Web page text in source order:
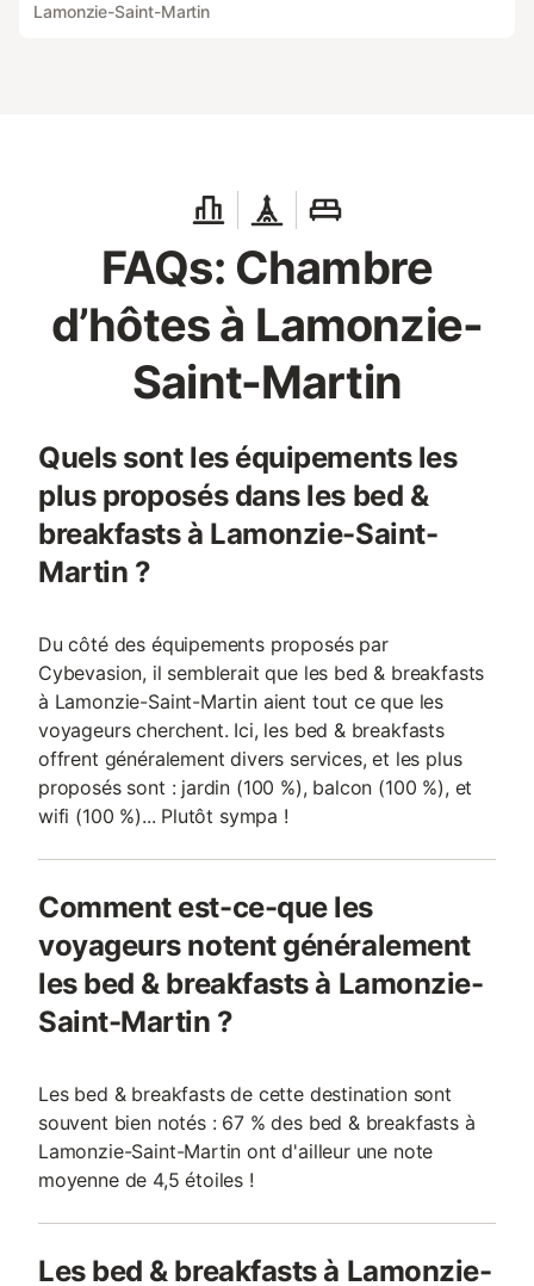
Lamonzie-Saint-Martin
FAQs: Chambre
d’hôtes à Lamonzie-
Saint-Martin
Quels sont les équipements les
plus proposés dans les bed &
breakfasts à Lamonzie-Saint-
Martin ?
Du côté des équipements proposés par
Cybevasion, il semblerait que les bed & breakfasts
à Lamonzie-Saint-Martin aient tout ce que les
voyageurs cherchent. Ici, les bed & breakfasts
offrent généralement divers services, et les plus
proposés sont : jardin (100 %), balcon (100 %), et
wifi (100 %)... Plutôt sympa !
Comment est-ce-que les
voyageurs notent généralement
les bed & breakfasts à Lamonzie-
Saint-Martin ?
Les bed & breakfasts de cette destination sont
souvent bien notés : 67 % des bed & breakfasts à
Lamonzie-Saint-Martin ont d'ailleur une note
moyenne de 4,5 étoiles !
Les bed & breakfasts à Lamonzie-